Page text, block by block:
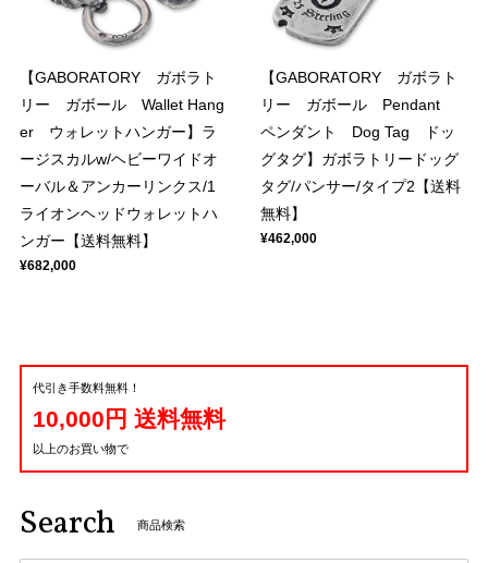
【GABORATORY ガボラト
リー ガボール Wallet Hang
er ウォレットハンガー】ラ
ージスカルw/ヘビーワイドオ
ーバル＆アンカーリンクス/1
ライオンヘッドウォレットハ
ンガー【送料無料】
¥682,000
【GABORATORY ガボラト
リー ガボール Pendant
ペンダント Dog Tag ドッ
グタグ】ガボラトリードッグ
タグ/パンサー/タイプ2【送料
無料】
¥462,000
代引き手数料無料！
10,000円 送料無料
以上のお買い物で
Search 商品検索